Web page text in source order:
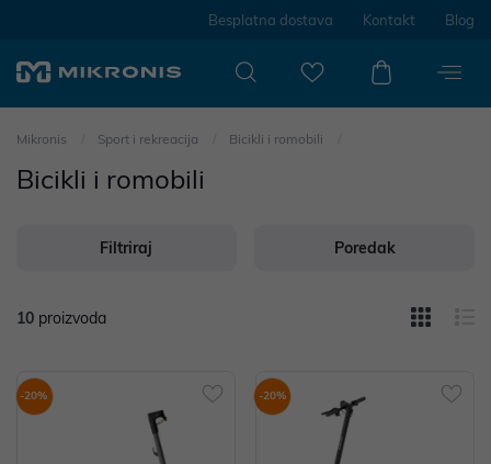
Besplatna dostava Kontakt Blog
Mikronis Sport i rekreacija Bicikli i romobili
Bicikli i romobili
Filtriraj Poredak
10 proizvoda
-20% -20%